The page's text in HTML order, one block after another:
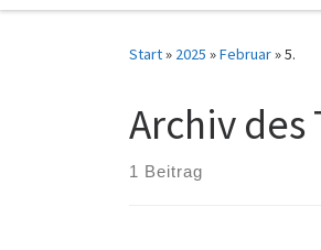
Start» 2025 »Februar»5.
Archiv des
1 Beitrag